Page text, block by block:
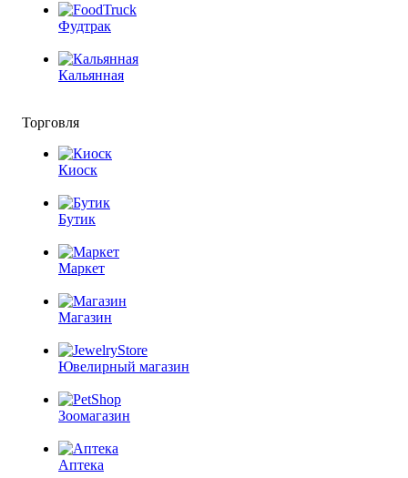
Фудтрак
Кальянная
Торговля
Киоск
Бутик
Маркет
Магазин
Ювелирный магазин
Зоомагазин
Аптека